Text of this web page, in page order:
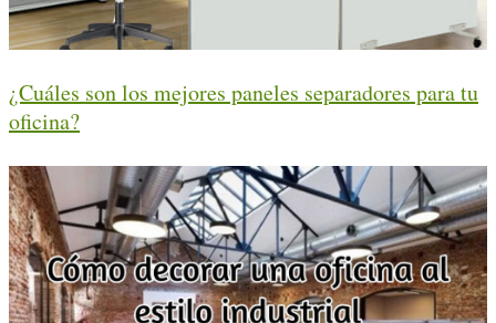
¿Cuáles son los mejores paneles separadores para tu
oficina?